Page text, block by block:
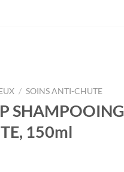
/ SOINS ANTI-CHUTE
SHAMPOOING
150ml